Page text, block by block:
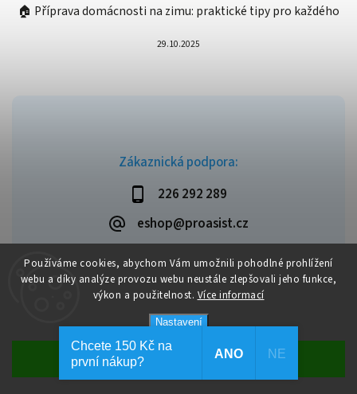
Používáme cookies, abychom Vám umožnili pohodlné prohlížení
webu a díky analýze provozu webu neustále zlepšovali jeho funkce,
výkon a použitelnost. Více informací
Nastavení
Dopravné zdarma při objednávce nad 1 999 Kč.
Zákaznická podpora:
226 292 289
eshop@proasist.cz
🏠 Příprava domácnosti na zimu: praktické tipy pro každého
29.10.2025
Copyright 2026ProAsist. Všechna práva vyhrazena.
VytvořilShoptet| Design
Chcete 150 Kč na
první nákup?
ANO NE